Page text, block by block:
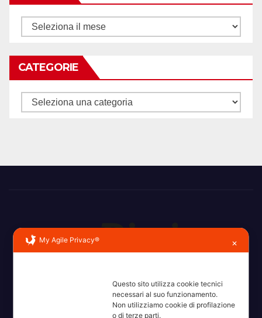
Archivi
CATEGORIE
Categorie
ricorda la domanda.
My Agile Privacy® ✕
Questo sito utilizza cookie tecnici
necessari al suo funzionamento.
Non utilizziamo cookie di profilazione
o di terze parti.